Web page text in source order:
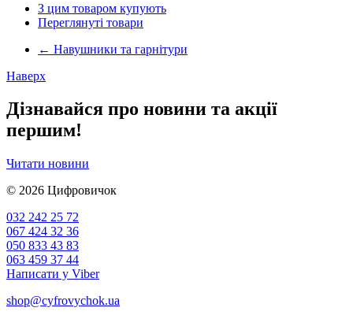
З цим товаром купують
Переглянуті товари
← Навушники та гарнітури
Наверх
Дізнавайся про новини та акції
першим!
Читати новини
© 2026 Цифровичок
032 242 25 72
067 424 32 36
050 833 43 83
063 459 37 44
Написати у Viber
shop@cyfrovychok.ua